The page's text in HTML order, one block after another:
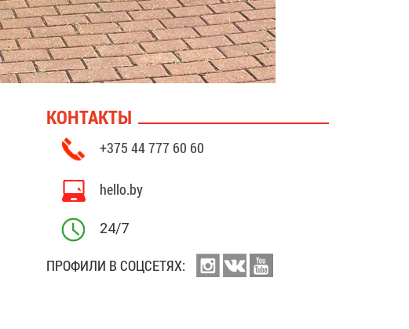
КОНТАКТЫ
+375 44 777 60 60
hello.by
24/7
ПРОФИЛИ В СОЦСЕТЯХ: